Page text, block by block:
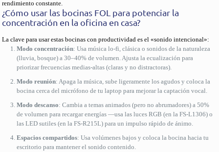
rendimiento constante.
¿Cómo usar las bocinas FOL para potenciar la
concentración en la oficina en casa?
La clave para usar estas bocinas con productividad es el «sonido intencional»:
Modo concentración: Usa música lo-fi, clásica o sonidos de la naturaleza
(lluvia, bosque) a 30–40% de volumen. Ajusta la ecualización para
priorizar frecuencias medias-altas (claras y no distractoras).
Modo reunión: Apaga la música, sube ligeramente los agudos y coloca la
bocina cerca del micrófono de tu laptop para mejorar la captación vocal.
Modo descanso: Cambia a temas animados (pero no abrumadores) a 50%
de volumen para recargar energías —usa las luces RGB (en la FS-L1306) o
las LED sutiles (en la FS-R215L) para un impulso rápido de ánimo.
Espacios compartidos: Usa volúmenes bajos y coloca la bocina hacia tu
escritorio para mantener el sonido contenido.